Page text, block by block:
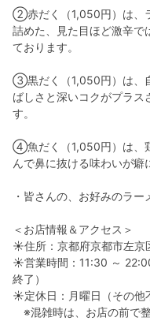
②赤だく（1,050円）は、
詰めた、見た目ほど激辛で
ております。
③黒だく（1,050円）は、
ばしさと深いコクがプラ
す。
④魚だく（1,050円）は、
んで鼻に抜ける味わいが癖
・皆さんの、お好みのラ
＜お店情報＆アクセス＞
☀︎住所：京都府京都市左京
☀︎営業時間：11:30 ～
終了）
☀︎定休日：月曜日（その他
※混雑時は、お店の前で